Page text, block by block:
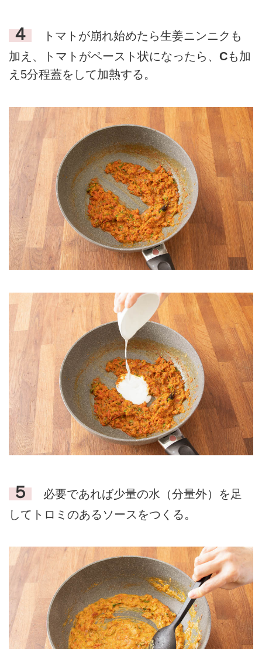
４
トマトが崩れ始めたら生姜ニンニクも
加え、トマトがペースト状になったら、 Cも加
え5分程蓋をして加熱する。
５
必要であれば少量の水（分量外）を足
してトロミのあるソースをつくる。